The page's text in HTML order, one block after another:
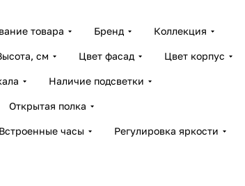
товара Бренд Коллекция
см Цвет фасад Цвет корпус
Наличие подсветки
Открытая полка
Встроенные часы
Регулировка яркости